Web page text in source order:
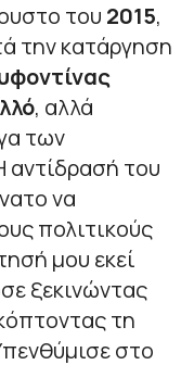
του 2015,
την κατάργηση
, αλλά
των
αντίδρασή του
να
πολιτικούς
μου εκεί
ξεκινώντας
τη
στο